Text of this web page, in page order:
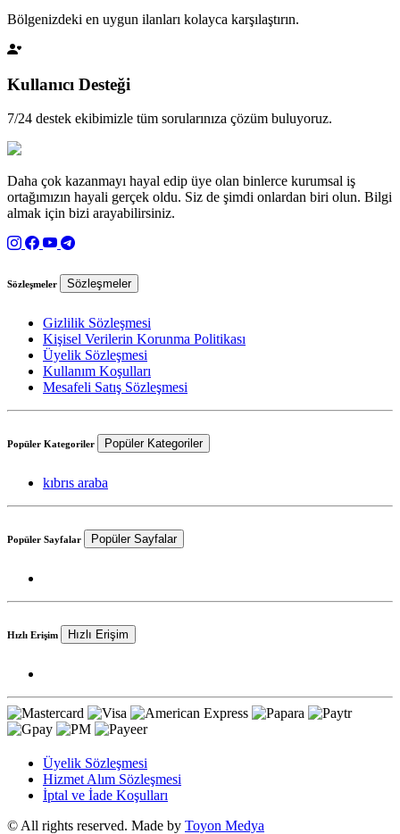
Bölgenizdeki en uygun ilanları kolayca karşılaştırın.
Kullanıcı Desteği
7/24 destek ekibimizle tüm sorularınıza çözüm buluyoruz.
Daha çok kazanmayı hayal edip üye olan binlerce kurumsal iş
ortağımızın hayali gerçek oldu. Siz de şimdi onlardan biri olun. Bilgi
almak için bizi arayabilirsiniz.
Sözleşmeler Sözleşmeler
Gizlilik Sözleşmesi
Kişisel Verilerin Korunma Politikası
Üyelik Sözleşmesi
Kullanım Koşulları
Mesafeli Satış Sözleşmesi
Popüler Kategoriler Popüler Kategoriler
kıbrıs araba
Popüler Sayfalar Popüler Sayfalar
Hızlı Erişim Hızlı Erişim
Üyelik Sözleşmesi
Hizmet Alım Sözleşmesi
İptal ve İade Koşulları
© All rights reserved. Made by Toyon Medya